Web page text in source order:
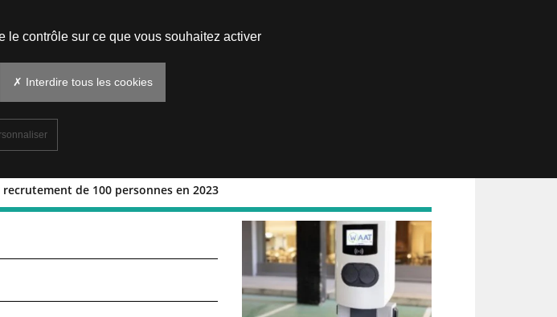
de 100 personnes en 2023
M€ pour Waat et
le contrôle sur ce que vous souhaitez activer
✗ Interdire tous les cookies